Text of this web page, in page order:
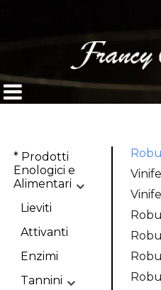
* Prodotti
Enologici e
Alimentari
Lieviti
Attivanti
Enzimi
Tannini